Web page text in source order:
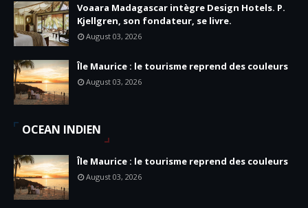
Voaara Madagascar intègre Design Hotels. P.
Kjellgren, son fondateur, se livre.
August 03, 2026
Île Maurice : le tourisme reprend des couleurs
August 03, 2026
OCEAN INDIEN
Île Maurice : le tourisme reprend des couleurs
August 03, 2026